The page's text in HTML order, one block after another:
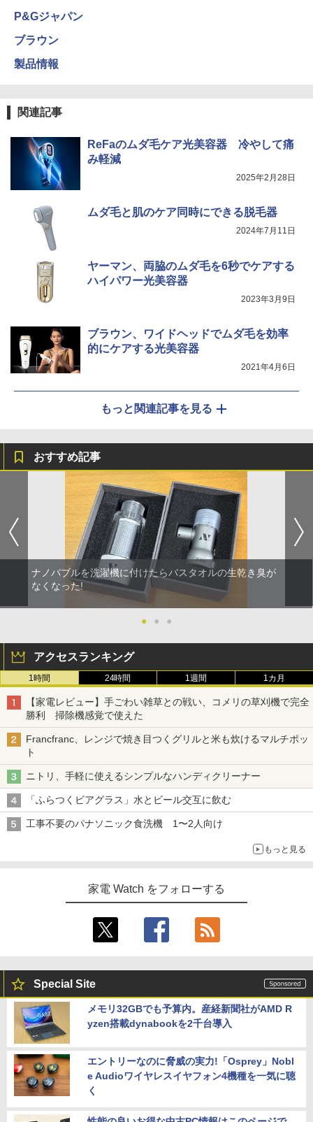
P&Gジャパン
ブラウン
製品情報
関連記事
ReFaのムダ毛ケア光美容器 冷やして痛
み軽減
2025年2月28日
ムダ毛と肌のケア同時にできる脱毛器
2024年7月11日
ヤーマン、両脇のムダ毛を6秒でケアする
ハイパワー光美容器
2023年3月9日
ブラウン、ワイドヘッドでムダ毛を効率
的にケアする光美容器
2021年4月6日
もっと関連記事を見る
おすすめ記事
ナノバブルを洗濯機に付けたらバスタオルの生乾き臭が
なくなった!
● ● ●
アクセスランキング
1時間 24時間 1週間 1カ月
【家電レビュー】手ごわい雑草との戦い、コメリの草刈機で完全
勝利 掃除機感覚で使えた
Francfranc、レンジで焼き目つくグリルと米も炊けるマルチポッ
ト
ニトリ、手軽に使えるシンプルなハンディクリーナー
「ふらつくビアグラス」水とビール交互に飲む
工事不要のパナソニック食洗機 1〜2人向け
もっと見る
家電 Watch をフォローする
Special Site
メモリ32GBでも予算内。産経新聞社がAMD R
yzen搭載dynabookを2千台導入
エントリーなのに脅威の実力!「Osprey」Nobl
e Audioワイヤレスイヤフォン4機種を一気に聴
く